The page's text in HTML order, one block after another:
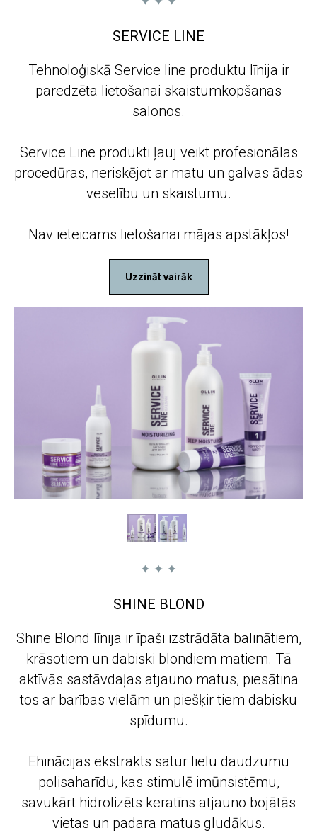
SERVICE LINE
Tehnoloģiskā Service line produktu līnija ir
paredzēta lietošanai skaistumkopšanas
salonos.
Service Line produkti ļauj veikt profesionālas
procedūras, neriskējot ar matu un galvas ādas
veselību un skaistumu.
Nav ieteicams lietošanai mājas apstākļos!
Uzzināt vairāk
SHINE BLOND
Shine Blond līnija ir īpaši izstrādāta balinātiem,
krāsotiem un dabiski blondiem matiem. Tā
aktīvās sastāvdaļas atjauno matus, piesātina
tos ar barības vielām un piešķir tiem dabisku
spīdumu.
Ehinācijas ekstrakts satur lielu daudzumu
polisaharīdu, kas stimulē imūnsistēmu,
savukārt hidrolizēts keratīns atjauno bojātās
vietas un padara matus gludākus.